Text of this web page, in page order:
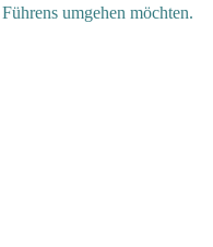
umgehen möchten.